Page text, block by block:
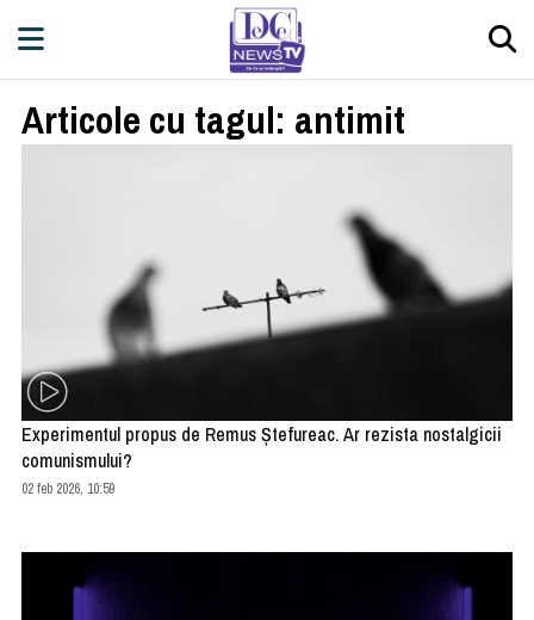
Articole cu tagul: antimit
Experimentul propus de Remus Ştefureac. Ar rezista nostalgicii
comunismului?
02 feb 2026, 10:59